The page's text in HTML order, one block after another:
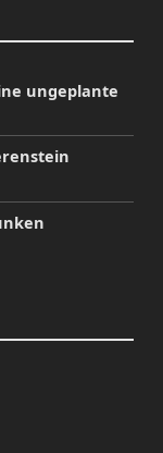
ungeplante